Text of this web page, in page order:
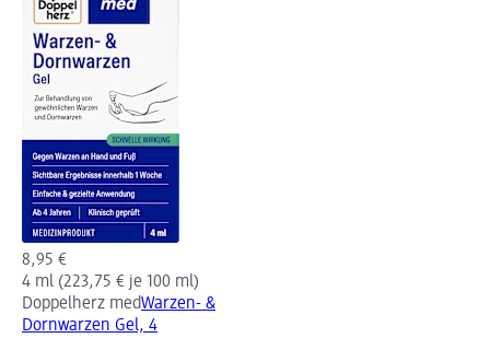
8,95 €
4 ml (223,75 € je 100 ml)
Doppelherz medWarzen- &
Dornwarzen Gel, 4